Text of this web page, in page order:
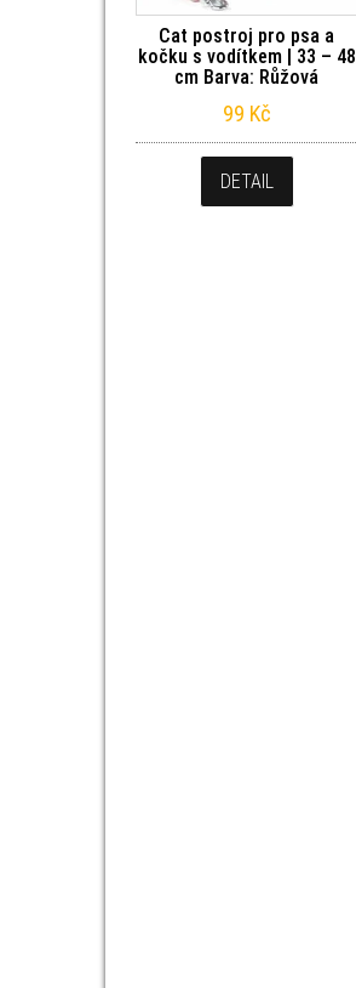
Cat postroj pro psa a
kočku s vodítkem | 33 – 48
cm Barva: Růžová
99 Kč
DETAIL